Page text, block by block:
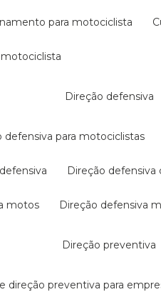
para motociclista
motociclista
direção defensiva
defensiva para motociclistas
direção
motos direção defensiva
direção preventiva
direção preventiva para